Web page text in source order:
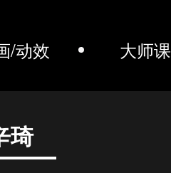
/动效 大师课
琦